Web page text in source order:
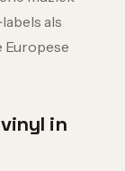
als
Europese
in